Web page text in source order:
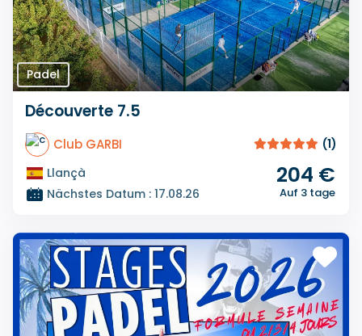
Padel
Découverte 7.5
Club GARBI
(1)
Llançà
Nächstes Datum : 17.08.26
204 €
Auf 3 tage